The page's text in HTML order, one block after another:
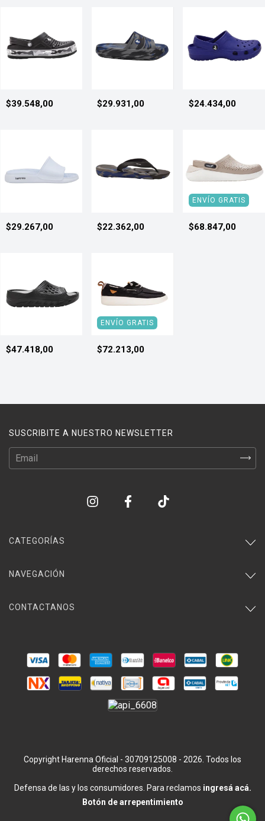
$39.548,00 $29.931,00 $24.434,00
$29.267,00 $22.362,00
ENVÍO GRATIS
$68.847,00
$47.418,00
ENVÍO GRATIS
$72.213,00
SUSCRIBITE A NUESTRO NEWSLETTER
CATEGORÍAS
NAVEGACIÓN
CONTACTANOS
Copyright Harenna Oficial - 30709125008 - 2026. Todos los
derechos reservados.
Defensa de las y los consumidores. Para reclamos ingresá acá.
Botón de arrepentimiento